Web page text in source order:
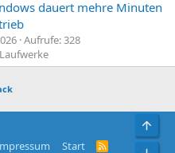
dauert mehre Minuten
Aufrufe: 328
Start
R